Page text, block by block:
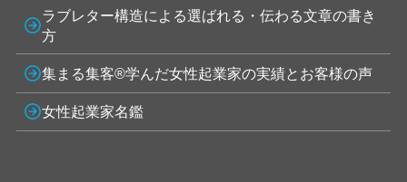
ラブレター構造による選ばれる・伝わる文章の書き
方
集まる集客®学んだ女性起業家の実績とお客様の声
女性起業家名鑑